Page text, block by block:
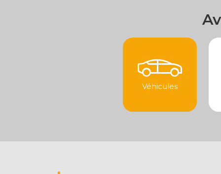
Véhicules